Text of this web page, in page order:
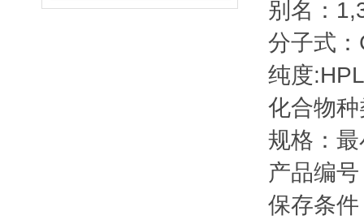
别名：
分子式
纯度
化合物
规格：
产品编
保存条